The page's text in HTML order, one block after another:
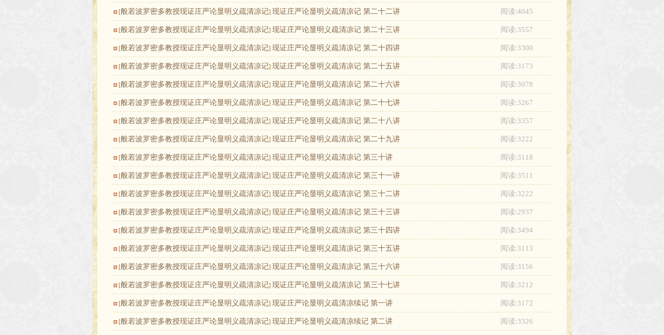
[般若波罗密多教授现证庄严论显明义疏清凉记] 现证庄严论显明义疏清凉记 第二十二讲 阅读:4045
[般若波罗密多教授现证庄严论显明义疏清凉记] 现证庄严论显明义疏清凉记 第二十三讲 阅读:3557
[般若波罗密多教授现证庄严论显明义疏清凉记] 现证庄严论显明义疏清凉记 第二十四讲 阅读:3300
[般若波罗密多教授现证庄严论显明义疏清凉记] 现证庄严论显明义疏清凉记 第二十五讲 阅读:3173
[般若波罗密多教授现证庄严论显明义疏清凉记] 现证庄严论显明义疏清凉记 第二十六讲 阅读:3078
[般若波罗密多教授现证庄严论显明义疏清凉记] 现证庄严论显明义疏清凉记 第二十七讲 阅读:3267
[般若波罗密多教授现证庄严论显明义疏清凉记] 现证庄严论显明义疏清凉记 第二十八讲 阅读:3357
[般若波罗密多教授现证庄严论显明义疏清凉记] 现证庄严论显明义疏清凉记 第二十九讲 阅读:3222
[般若波罗密多教授现证庄严论显明义疏清凉记] 现证庄严论显明义疏清凉记 第三十讲 阅读:3118
[般若波罗密多教授现证庄严论显明义疏清凉记] 现证庄严论显明义疏清凉记 第三十一讲 阅读:3511
[般若波罗密多教授现证庄严论显明义疏清凉记] 现证庄严论显明义疏清凉记 第三十二讲 阅读:3222
[般若波罗密多教授现证庄严论显明义疏清凉记] 现证庄严论显明义疏清凉记 第三十三讲 阅读:2937
[般若波罗密多教授现证庄严论显明义疏清凉记] 现证庄严论显明义疏清凉记 第三十四讲 阅读:3494
[般若波罗密多教授现证庄严论显明义疏清凉记] 现证庄严论显明义疏清凉记 第三十五讲 阅读:3113
[般若波罗密多教授现证庄严论显明义疏清凉记] 现证庄严论显明义疏清凉记 第三十六讲 阅读:3156
[般若波罗密多教授现证庄严论显明义疏清凉记] 现证庄严论显明义疏清凉记 第三十七讲 阅读:3212
[般若波罗密多教授现证庄严论显明义疏清凉记] 现证庄严论显明义疏清凉续记 第一讲 阅读:3172
[般若波罗密多教授现证庄严论显明义疏清凉记] 现证庄严论显明义疏清凉续记 第二讲 阅读:3326